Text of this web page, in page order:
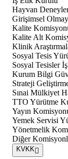
Hayvan
Girişimsel
Kalite
Kalite Alt
Klinik
Sosyal Tesis
Sosyal Tesisler
Kurum Bilgi
Strateji
Sınai Mülkiyet
TTO Yürütme
Yayın
Yemek Servisi
Yönetmelik
Diğer
KVKK